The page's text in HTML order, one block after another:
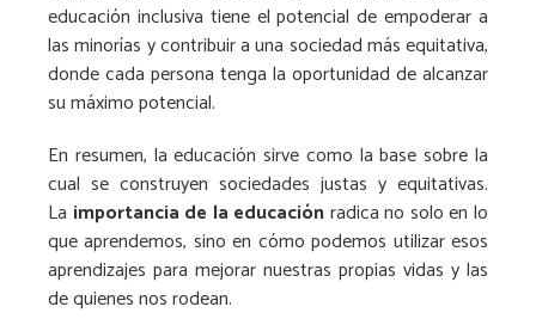
educación inclusiva tiene el potencial de empoderar a
las minorías y contribuir a una sociedad más equitativa,
donde cada persona tenga la oportunidad de alcanzar
su máximo potencial.
En resumen, la educación sirve como la base sobre la
cual se construyen sociedades justas y equitativas.
La importancia de la educaciónradica no solo en lo
que aprendemos, sino en cómo podemos utilizar esos
aprendizajes para mejorar nuestras propias vidas y las
de quienes nos rodean.